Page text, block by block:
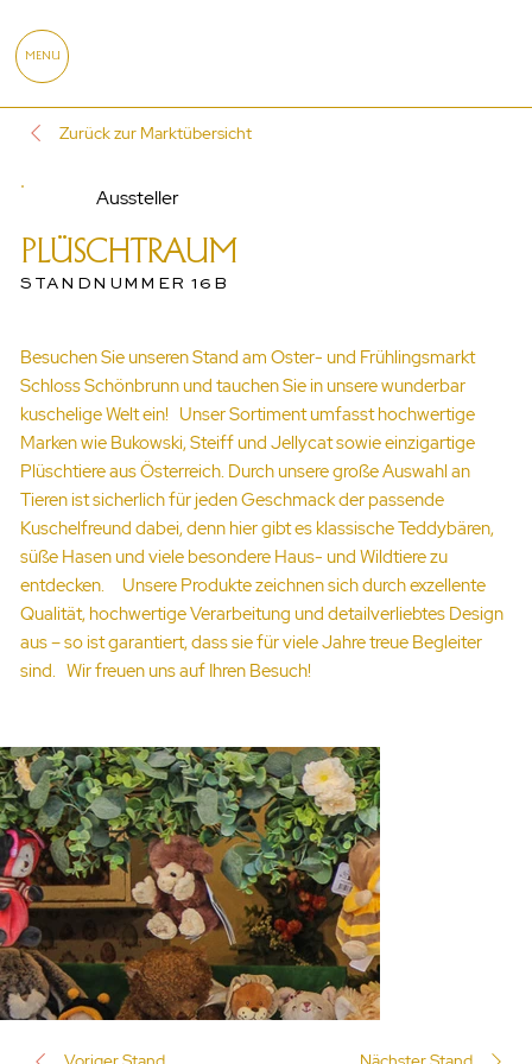
MENU
Zurück zur Marktübersicht
Aussteller
PLÜSCHTRAUM
STANDNUMMER 16B
Besuchen Sie unseren Stand am Oster- und Frühlingsmarkt
Schloss Schönbrunn und tauchen Sie in unsere wunderbar
kuschelige Welt ein! Unser Sortiment umfasst hochwertige
Marken wie Bukowski, Steiff und Jellycat sowie einzigartige
Plüschtiere aus Österreich. Durch unsere große Auswahl an
Tieren ist sicherlich für jeden Geschmack der passende
Kuschelfreund dabei, denn hier gibt es klassische Teddybären,
süße Hasen und viele besondere Haus- und Wildtiere zu
entdecken. Unsere Produkte zeichnen sich durch exzellente
Qualität, hochwertige Verarbeitung und detailverliebtes Design
aus – so ist garantiert, dass sie für viele Jahre treue Begleiter
sind. Wir freuen uns auf Ihren Besuch!